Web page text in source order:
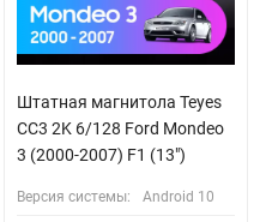
Штатная магнитола Teyes
CC3 2K 6/128 Ford Mondeo
3 (2000-2007) F1 (13")
Версия системы: Android 10